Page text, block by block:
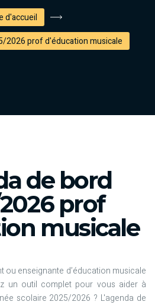
d'accueil
2026 prof d'éducation musicale
de bord
prof
musicale
ou enseignante d’éducation musicale
un outil complet pour vous aider à
scolaire 2025/2026 ? L'agenda de